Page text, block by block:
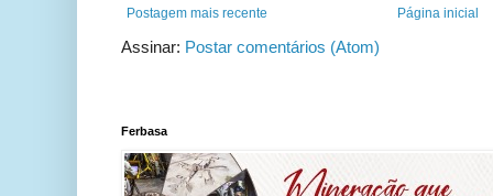
Postagem mais recente Página inicial
Assinar: Postar comentários (Atom)
Ferbasa